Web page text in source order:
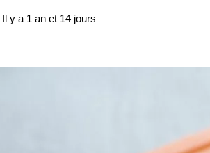
Il y a 1 an et 14 jours